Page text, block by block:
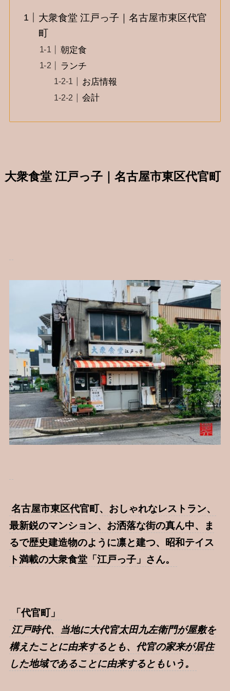
大衆食堂 江戸っ子｜名古屋市東区代官
町
朝定食
ランチ
お店情報
会計
大衆食堂 江戸っ子｜名古屋市東区代官町
名古屋市東区代官町、おしゃれなレストラン、
最新鋭のマンション、お洒落な街の真ん中、ま
るで歴史建造物のように凛と建つ、昭和テイス
ト満載の大衆食堂「江戸っ子」さん。
「代官町」
江戸時代、当地に大代官太田九左衛門が屋敷を
構えたことに由来するとも、代官の家来が居住
した地域であることに由来するともいう。